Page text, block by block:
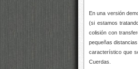
En una versión
(si estamos
colisión con
pequeñas
característico que
Cuerdas.